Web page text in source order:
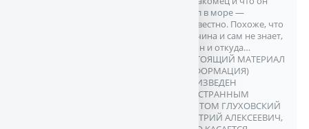
делал в море —
неизвестно. Похоже, что
мужчина и сам не знает,
кто он и откуда…
НАСТОЯЩИЙ МАТЕРИАЛ
(ИНФОРМАЦИЯ)
ПРОИЗВЕДЕН
ИНОСТРАННЫМ
АГЕНТОМ ГЛУХОВСКИЙ
ДМИТРИЙ АЛЕКСЕЕВИЧ,